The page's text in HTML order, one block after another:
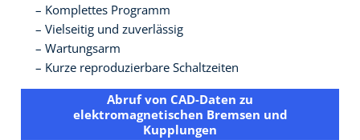
Komplettes Programm
Vielseitig und zuverlässig
Wartungsarm
Kurze reproduzierbare Schaltzeiten
Abruf von CAD-Daten zu
elektromagnetischen Bremsen und
Kupplungen